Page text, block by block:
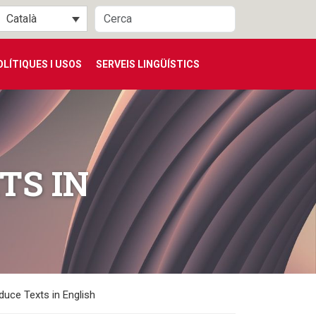
Català
I USOS SERVEIS LINGÜÍSTICS
IN
Texts in English